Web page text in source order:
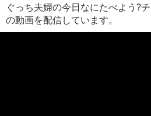
ぐっち夫婦の今日なにたべよう?
の動画を配信しています。